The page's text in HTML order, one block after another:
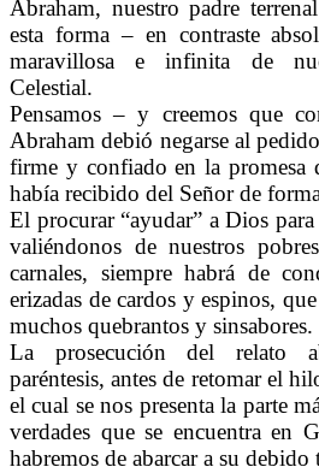
Abraham, nuestro padre
esta forma – en contraste
maravillosa e infinita de
Celestial.
Pensamos – y creemos que
Abraham debió negarse al
firme y confiado en la
había recibido del Señor de
El procurar “ayudar” a Dios
valiéndonos de nuestros
carnales, siempre habrá de
erizadas de cardos y espinos,
muchos quebrantos y sinsabores.
La prosecución del relato
paréntesis, antes de retomar el
el cual se nos presenta la parte
verdades que se encuentra en
habremos de abarcar a su debido